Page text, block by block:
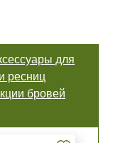
для
ресниц
бровей